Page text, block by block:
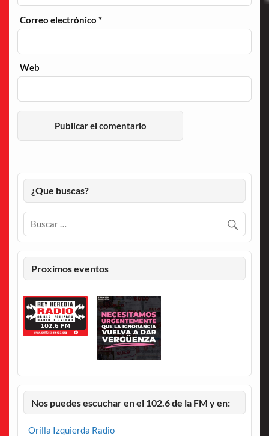
Correo electrónico*
Web
¿Que buscas?
Proximos eventos
Nos puedes escuchar en el 102.6 de la FM y en:
Orilla Izquierda Radio